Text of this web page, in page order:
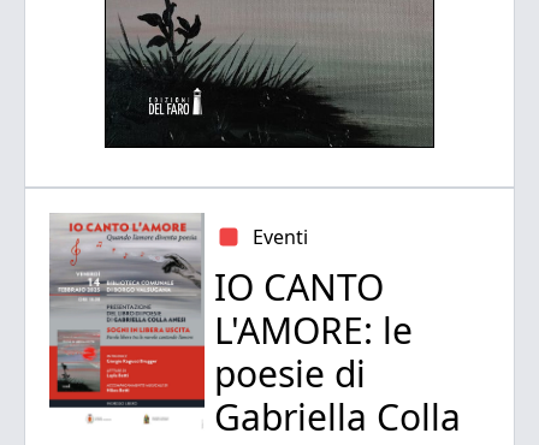
Eventi
IO CANTO
L'AMORE: le
poesie di
Gabriella Colla